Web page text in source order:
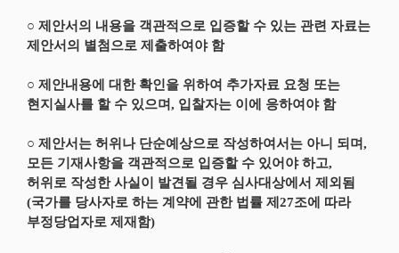
○ 제안서의 내용을 객관적으로 입증할 수 있는 관련 자료는
제안서의 별첨으로 제출하여야 함
○ 제안내용에 대한 확인을 위하여 추가자료 요청 또는
현지실사를 할 수 있으며, 입찰자는 이에 응하여야 함
○ 제안서는 허위나 단순예상으로 작성하여서는 아니 되며,
모든 기재사항을 객관적으로 입증할 수 있어야 하고,
허위로 작성한 사실이 발견될 경우 심사대상에서 제외됨
(국가를 당사자로 하는 계약에 관한 법률 제27조에 따라
부정당업자로 제재함)